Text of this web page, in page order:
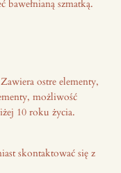
bawełnianą szmatką.
ostre elementy,
możliwość
10 roku życia.
skontaktować się z